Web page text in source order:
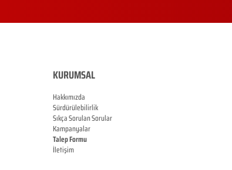
KURUMSAL
Hakkımızda
Sürdürülebilirlik
Sıkça Sorulan Sorular
Kampanyalar
Talep Formu
İletişim